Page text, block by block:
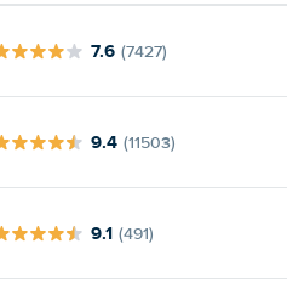
7.6 (7427)
9.4 (11503)
9.1 (491)